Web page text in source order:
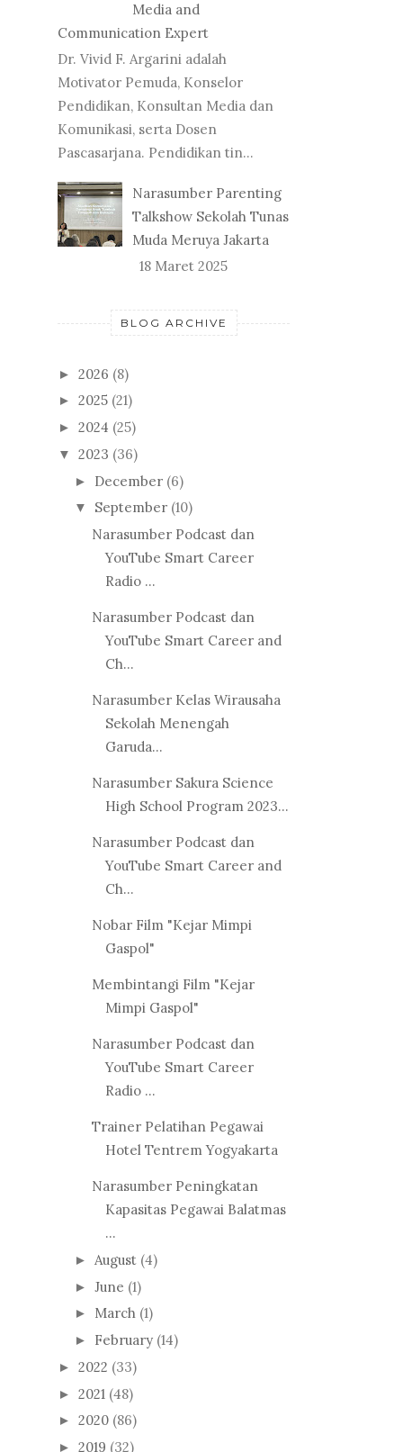
Media and
Communication Expert
Dr. Vivid F. Argarini adalah
Motivator Pemuda, Konselor
Pendidikan, Konsultan Media dan
Komunikasi, serta Dosen
Pascasarjana. Pendidikan tin...
Narasumber Parenting
Talkshow Sekolah Tunas
Muda Meruya Jakarta
18 Maret 2025
BLOG ARCHIVE
► 2026 (8)
► 2025 (21)
► 2024 (25)
▼ 2023 (36)
► December (6)
▼ September (10)
Narasumber Podcast dan
YouTube Smart Career
Radio ...
Narasumber Podcast dan
YouTube Smart Career and
Ch...
Narasumber Kelas Wirausaha
Sekolah Menengah
Garuda...
Narasumber Sakura Science
High School Program 2023...
Narasumber Podcast dan
YouTube Smart Career and
Ch...
Nobar Film "Kejar Mimpi
Gaspol"
Membintangi Film "Kejar
Mimpi Gaspol"
Narasumber Podcast dan
YouTube Smart Career
Radio ...
Trainer Pelatihan Pegawai
Hotel Tentrem Yogyakarta
Narasumber Peningkatan
Kapasitas Pegawai Balatmas
...
► August (4)
► June (1)
► March (1)
► February (14)
► 2022 (33)
► 2021 (48)
► 2020 (86)
► 2019 (32)